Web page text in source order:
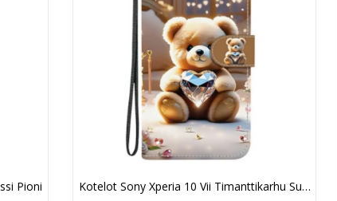
Pioni Kotelot Sony Xperia 10 Vii Timanttikarhu Suojakuori